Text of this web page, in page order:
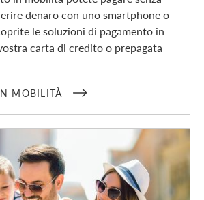
denaro con uno smartphone o
le soluzioni di pagamento in
carta di credito o prepagata
MOBILITÀ